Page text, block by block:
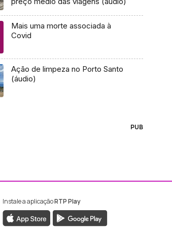
Mais uma morte associada à
Covid
Ação de limpeza no Porto Santo
(áudio)
PUB
Madeira
RTP Madeira
Instale a aplicaçãoRTP Play